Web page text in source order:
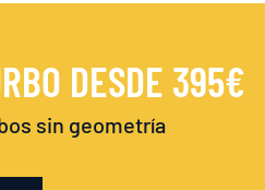
DESDE 395€
sin geometría